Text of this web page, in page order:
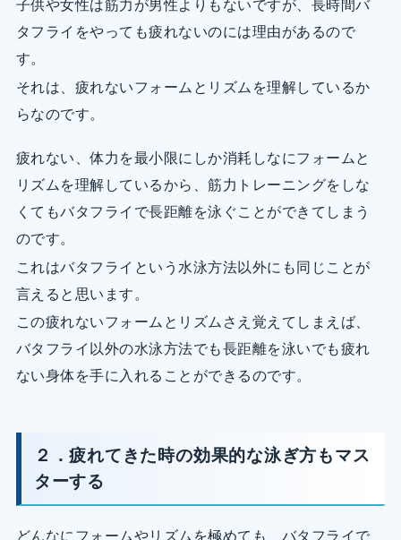
子供や女性は筋力が男性よりもないですが、長時間バ
タフライをやっても疲れないのには理由があるので
す。
それは、疲れないフォームとリズムを理解しているか
らなのです。
疲れない、体力を最小限にしか消耗しなにフォームと
リズムを理解しているから、筋力トレーニングをしな
くてもバタフライで長距離を泳ぐことができてしまう
のです。
これはバタフライという水泳方法以外にも同じことが
言えると思います。
この疲れないフォームとリズムさえ覚えてしまえば、
バタフライ以外の水泳方法でも長距離を泳いでも疲れ
ない身体を手に入れることができるのです。
２．疲れてきた時の効果的な泳ぎ方もマス
ターする
どんなにフォームやリズムを極めても、バタフライで